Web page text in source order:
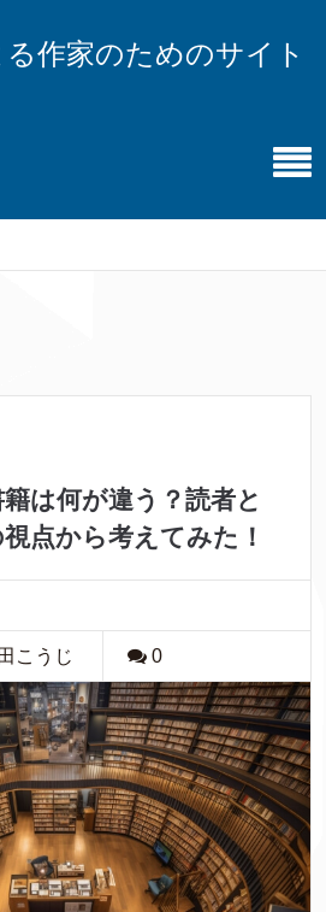
作家のためのサイト
は何が違う？読者と
点から考えてみた！
こうじ 0